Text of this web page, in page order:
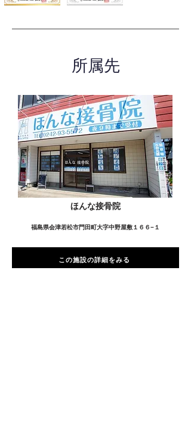
所属先
ほんな接骨院
福島県会津若松市門田町大字中野屋敷１６６−１
この施設の詳細をみる